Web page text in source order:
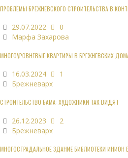
ПРОБЛЕМЫ БРЕЖНЕВСКОГО СТРОИТЕЛЬСТВА В
29.07.2022
0
Марфа Захарова
МНОГОУРОВНЕВЫЕ КВАРТИРЫ В БРЕЖНЕВСКИХ
16.03.2024
1
Брежневарх
СТРОИТЕЛЬСТВО БАМА: ХУДОЖНИКИ ТАК ВИДЯТ
26.12.2023
2
Брежневарх
МНОГОСТРАДАЛЬНОЕ ЗДАНИЕ БИБЛИОТЕКИ ИНИОН